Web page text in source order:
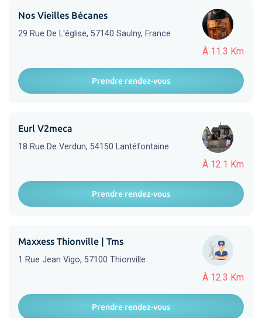
À 11.3 Km
Nos Vieilles Bécanes
29 Rue De L'église, 57140 Saulny, France
Prendre rendez-vous
À 12.1 Km
Eurl V2meca
18 Rue De Verdun, 54150 Lantéfontaine
Prendre rendez-vous
À 12.3 Km
Maxxess Thionville | Tms
1 Rue Jean Vigo, 57100 Thionville
Prendre rendez-vous